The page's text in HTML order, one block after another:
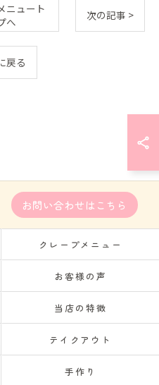
ニュート
へ
次の記事 >
戻る
お問い合わせはこちら
クレープメニュー
お客様の声
当店の特徴
テイクアウト
手作り